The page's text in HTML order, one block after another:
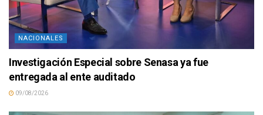
NACIONALES
Investigación Especial sobre Senasa ya fue
entregada al ente auditado
09/08/2026